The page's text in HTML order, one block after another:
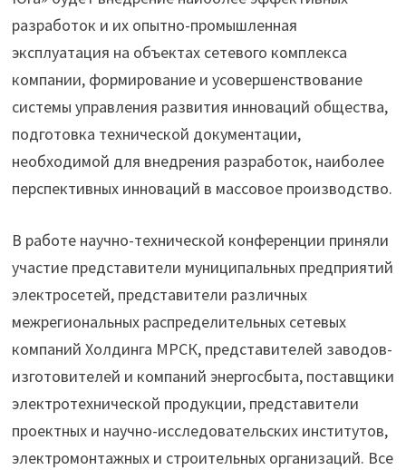
разработок и их опытно-промышленная
эксплуатация на объектах сетевого комплекса
компании, формирование и усовершенствование
системы управления развития инноваций общества,
подготовка технической документации,
необходимой для внедрения разработок, наиболее
перспективных инноваций в массовое производство.
В работе научно-технической конференции приняли
участие представители муниципальных предприятий
электросетей, представители различных
межрегиональных распределительных сетевых
компаний Холдинга МРСК, представителей заводов-
изготовителей и компаний энергосбыта, поставщики
электротехнической продукции, представители
проектных и научно-исследовательских институтов,
электромонтажных и строительных организаций. Все